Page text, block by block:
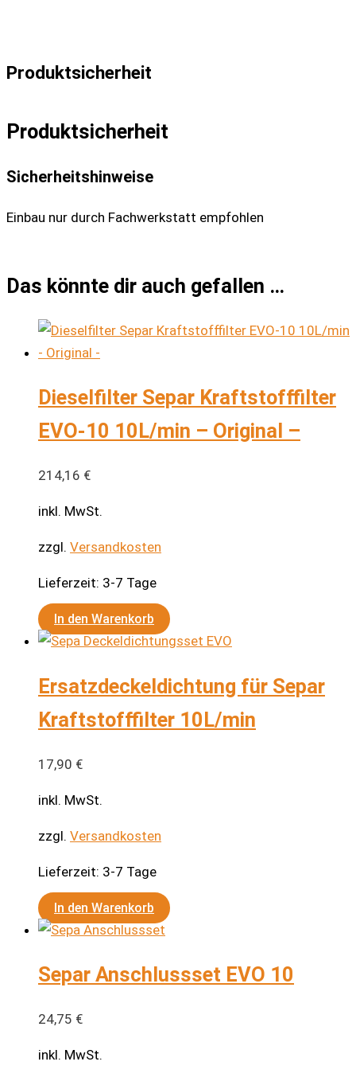
Produktsicherheit
Produktsicherheit
Sicherheitshinweise
Einbau nur durch Fachwerkstatt empfohlen
Das könnte dir auch gefallen …
Dieselfilter Separ Kraftstofffilter
EVO-10 10L/min – Original –
214,16 €
inkl. MwSt.
zzgl. Versandkosten
Lieferzeit: 3-7 Tage
In den Warenkorb
Ersatzdeckeldichtung für Separ
Kraftstofffilter 10L/min
17,90 €
inkl. MwSt.
zzgl. Versandkosten
Lieferzeit: 3-7 Tage
In den Warenkorb
Separ Anschlussset EVO 10
24,75 €
inkl. MwSt.